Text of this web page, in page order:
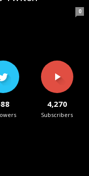
0
4,270
Subscribers